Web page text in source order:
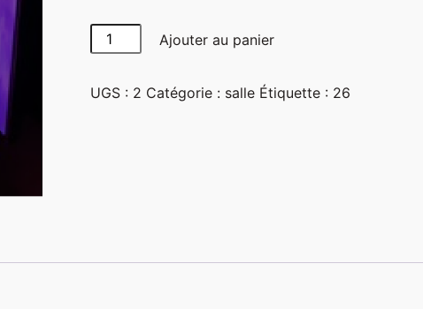
quantité
de
Ajouter au panier
UGS : 2 Catégorie : salle Étiquette : 26